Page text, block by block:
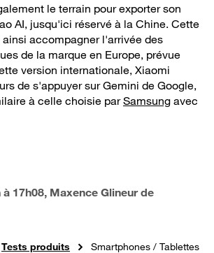
le terrain pour exporter son
AI, jusqu'ici réservé à la Chine. Cette
accompagner l'arrivée des
de la marque en Europe, prévue
version internationale, Xiaomi
de s'appuyer sur Gemini de Google,
à celle choisie parSamsung avec
17h08, Maxence Glineur de
Tests produits Smartphones / Tablettes